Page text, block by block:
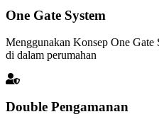
One Gate System
Menggunakan Konsep One Gate
di dalam perumahan
Double Pengamanan